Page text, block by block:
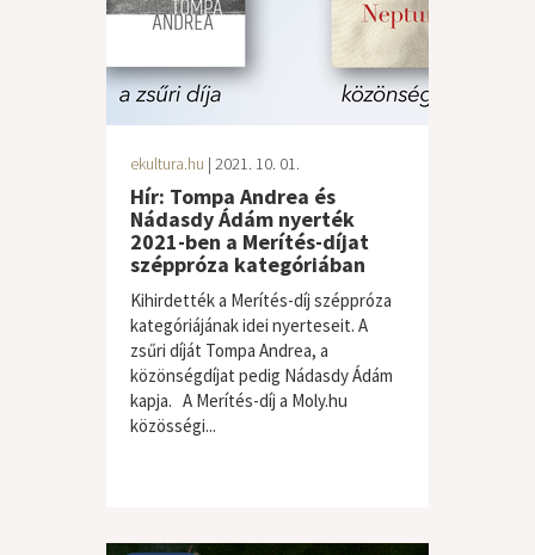
ekultura.hu | 2021. 10. 01.
Hír: Tompa Andrea és
Nádasdy Ádám nyerték
2021-ben a Merítés-díjat
széppróza kategóriában
Kihirdették a Merítés-díj széppróza
kategóriájának idei nyerteseit. A
zsűri díját Tompa Andrea, a
közönségdíjat pedig Nádasdy Ádám
kapja. A Merítés-díj a Moly.hu
közösségi...